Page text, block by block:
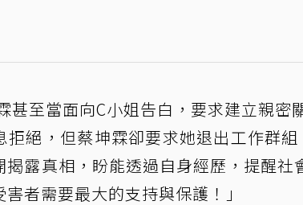
甚至當面向C小姐告白，要求建立親密
拒絕，但蔡坤霖卻要求她退出工作群
揭露真相，盼能透過自身經歷，提醒社
者需要最大的支持與保護！」